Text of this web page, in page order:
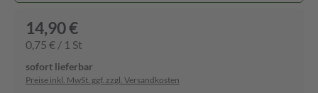
14,90 €
0,75 € / 1 St
sofort lieferbar
Preise inkl. MwSt. ggf. zzgl. Versandkosten